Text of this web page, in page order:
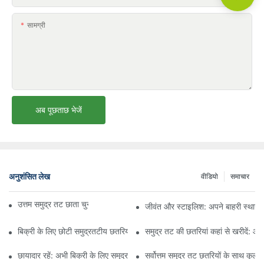
सामग्री
अब पूछताछ भेजें
अनुशंसित लेख समाचार
वीडियो
उत्तम समुद्र तट छाता चुनने के लिए अंतिम मार्गदर्शिकाजीवंत और स्टाइलिश: अपने बाहरी
बिक्री के लिए छोटी समुद्रतटीय छतरियों के साथ अपनी आदर्श छाया ढूंढें
समुद्र तट की छतरियां कहां से खरीदें:
छायादार रहें: अभी बिक्री के लिए समुद्रतटीय छतरियों की खरीदारी करें
सर्वोत्तम समुद्र तट छतरियों के साथ कूल